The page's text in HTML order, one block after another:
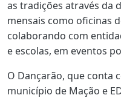
as tradições através da
mensais como oficinas
colaborando com
e escolas, em eventos
O Dançarão, que conta
município de Mação e